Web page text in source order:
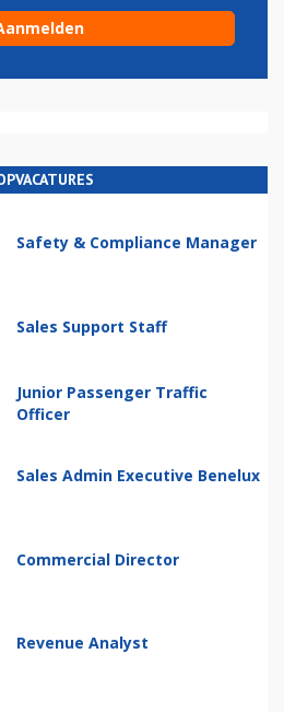
Safety & Compliance Manager
Sales Support Staff
Junior Passenger Traffic
Officer
Sales Admin Executive Benelux
Commercial Director
Revenue Analyst